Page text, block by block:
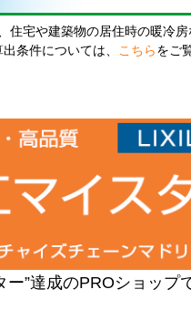
住宅や建築物の居住時の暖冷
条件については、 こちら をご
ー”達成のPROショップ